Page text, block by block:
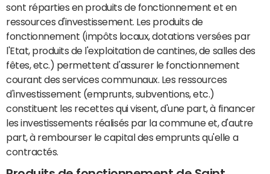
sont réparties en produits de fonctionnement et en
ressources d'investissement. Les produits de
fonctionnement (impôts locaux, dotations versées par
l'Etat, produits de l'exploitation de cantines, de salles des
fêtes, etc.) permettent d'assurer le fonctionnement
courant des services communaux. Les ressources
d'investissement (emprunts, subventions, etc.)
constituent les recettes qui visent, d'une part, à financer
les investissements réalisés par la commune et, d'autre
part, à rembourser le capital des emprunts qu'elle a
contractés.